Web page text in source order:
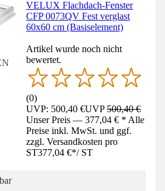
VELUX Flachdach-Fenster
CFP 0073QV Fest verglast
60x60 cm (Basiselement)
Artikel wurde noch nicht
bewertet.
(0)
UVP: 500,40 €UVP500,40 €
Unser Preis — 377,04 € * Alle
Preise inkl. MwSt. und ggf.
zzgl. Versandkosten pro
ST377,04 €*/ ST